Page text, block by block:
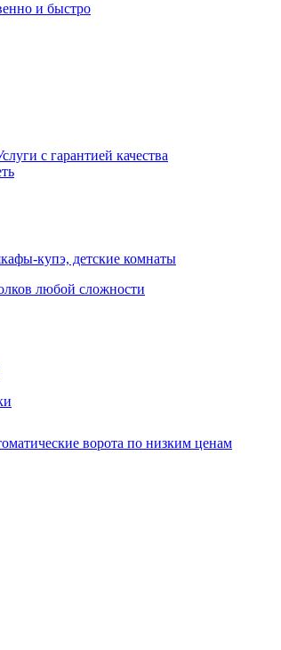
и быстро
с гарантией качества
купэ, детские комнаты
любой сложности
ворота по низким ценам